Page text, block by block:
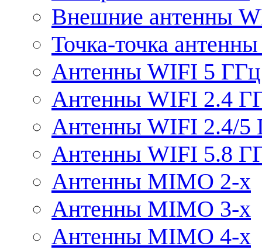
Внешние антенны
Точка-точка
Антенны WIFI 5 ГГц
Антенны WIFI 2.4
Антенны WIFI 2.4/5
Антенны WIFI 5.8
Антенны MIMO 2-x
Антенны MIMO 3-x
Антенны MIMO 4-x